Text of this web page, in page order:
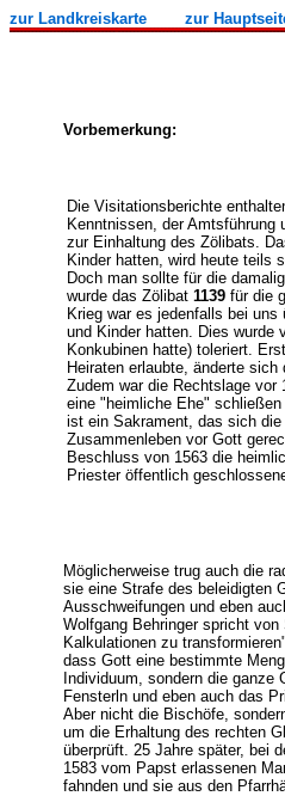
zur Landkreiskarte zur
Vorbemerkung:
Die Visitationsberichte
Kenntnissen, der Amtsführung
zur Einhaltung des Zölibats.
Kinder hatten, wird heute teils
Doch man sollte für die
wurde das Zölibat 1139 für die
Krieg war es jedenfalls bei
und Kinder hatten. Dies wurde
Konkubinen hatte) toleriert.
Heiraten erlaubte, änderte sich
Zudem war die Rechtslage vor
eine "heimliche Ehe"
ist ein Sakrament, das sich
Zusammenleben vor Gott
Beschluss von 1563 die
Priester öffentlich
Möglicherweise trug auch die
sie eine Strafe des beleidigten
Ausschweifungen und eben
Wolfgang Behringer spricht
Kalkulationen zu
dass Gott eine bestimmte
Individuum, sondern die
Fensterln und eben auch das
Aber nicht die Bischöfe,
um die Erhaltung des rechten
überprüft. 25 Jahre später, bei
1583 vom Papst erlassenen
fahnden und sie aus den